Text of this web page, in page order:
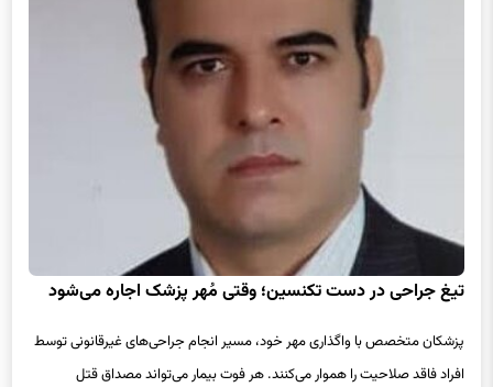
تیغ جراحی در دست تکنسین؛ وقتی مُهر پزشک اجاره می‌شود
پزشکان متخصص با واگذاری مهر خود، مسیر انجام جراحی‌های غیرقانونی توسط
افراد فاقد صلاحیت را هموار می‌کنند. هر فوت بیمار می‌تواند مصداق قتل